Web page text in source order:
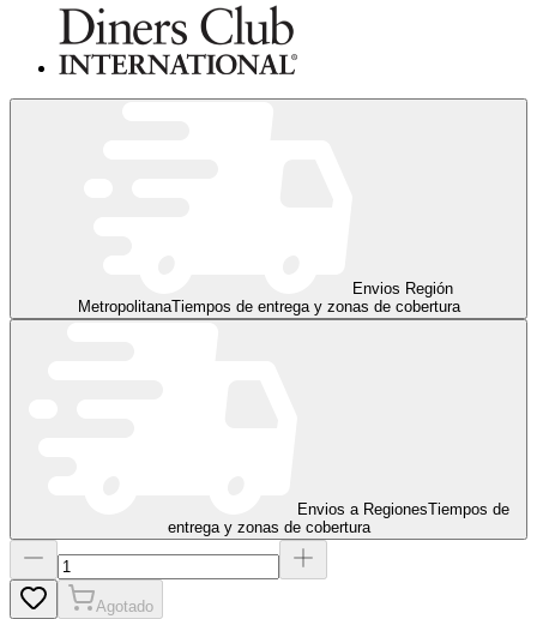
Envios Región
MetropolitanaTiempos de entrega y zonas de cobertura
Envios a RegionesTiempos de
entrega y zonas de cobertura
Agotado